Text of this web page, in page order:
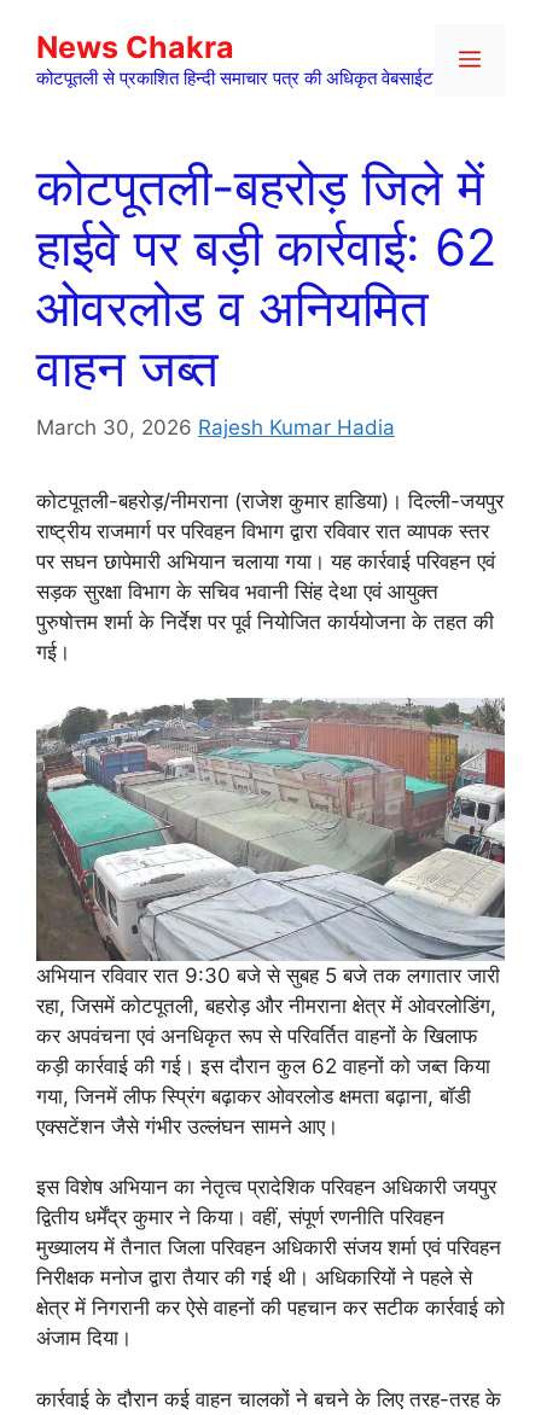
content
News Chakra
कोटपूतली से प्रकाशित हिन्दी समाचार पत्र की अधिकृत वेबसाईट
Menu
कोटपूतली-बहरोड़ जिले में
हाईवे पर बड़ी कार्रवाई: 62
ओवरलोड व अनियमित
वाहन जब्त
March 30, 2026 Rajesh Kumar Hadia
कोटपूतली-बहरोड़/नीमराना (राजेश कुमार हाडिया)। दिल्ली-जयपुर
राष्ट्रीय राजमार्ग पर परिवहन विभाग द्वारा रविवार रात व्यापक स्तर
पर सघन छापेमारी अभियान चलाया गया। यह कार्रवाई परिवहन एवं
सड़क सुरक्षा विभाग के सचिव भवानी सिंह देथा एवं आयुक्त
पुरुषोत्तम शर्मा के निर्देश पर पूर्व नियोजित कार्ययोजना के तहत की
गई।
अभियान रविवार रात 9:30 बजे से सुबह 5 बजे तक लगातार जारी
रहा, जिसमें कोटपूतली, बहरोड़ और नीमराना क्षेत्र में ओवरलोडिंग,
कर अपवंचना एवं अनधिकृत रूप से परिवर्तित वाहनों के खिलाफ
कड़ी कार्रवाई की गई। इस दौरान कुल 62 वाहनों को जब्त किया
गया, जिनमें लीफ स्प्रिंग बढ़ाकर ओवरलोड क्षमता बढ़ाना, बॉडी
एक्सटेंशन जैसे गंभीर उल्लंघन सामने आए।
इस विशेष अभियान का नेतृत्व प्रादेशिक परिवहन अधिकारी जयपुर
द्वितीय धर्मेंद्र कुमार ने किया। वहीं, संपूर्ण रणनीति परिवहन
मुख्यालय में तैनात जिला परिवहन अधिकारी संजय शर्मा एवं परिवहन
निरीक्षक मनोज द्वारा तैयार की गई थी। अधिकारियों ने पहले से
क्षेत्र में निगरानी कर ऐसे वाहनों की पहचान कर सटीक कार्रवाई को
अंजाम दिया।
कार्रवाई के दौरान कई वाहन चालकों ने बचने के लिए तरह-तरह के